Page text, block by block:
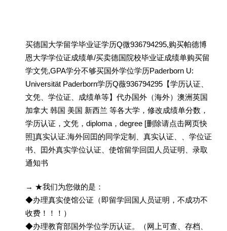
买德国大学留学毕业证学历Q微936794295,购买帕德博
恩大学学位证成绩单/买卖德国院校毕业证成绩单购买留
学文凭,GPA学分不够买国外学位学历Paderborn U:
Universität Paderborn学历Q薇936794295【学历认证、
文凭、学位证、成绩单等】代办国外（海外）澳洲英国
加拿大 韩国 美国 新西兰 等各大学，修改成绩单分数，
学历认证，文凭，diploma，degree [删除请点击网页快
照]真实认证.海外回囯的同学定制、真实认证、、学位证
书、囯外真实学位认证、使馆留学回囯人员证明、录取
通知书
→ ★我们为您做的是：
◆办理真实使馆公证（即留学回国人员证明，不成功不
收费！！！）
◆办理教育部国外学位学历认证。（网上可查、存档、